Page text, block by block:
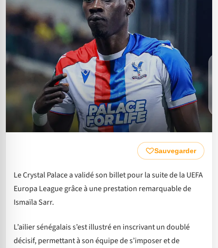
Sauvegarder
Le Crystal Palace a validé son billet pour la suite de la UEFA
Europa League grâce à une prestation remarquable de
Ismaïla Sarr.
L’ailier sénégalais s’est illustré en inscrivant un doublé
décisif, permettant à son équipe de s’imposer et de